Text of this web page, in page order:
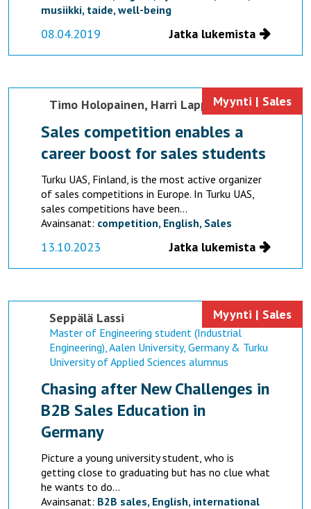
musiikki, taide,well-being
08.04.2019 Jatka lukemista
Myynti | Sales
Timo Holopainen, Harri Lappalainen
Sales competition enables a
career boost for sales students
Turku UAS, Finland, is the most active organizer
of sales competitions in Europe. In Turku UAS,
sales competitions have been...
Avainsanat: competition, English, Sales
13.10.2023 Jatka lukemista
Myynti | Sales
Seppälä Lassi
Master of Engineering student (Industrial
Engineering), Aalen University, Germany & Turku
University of Applied Sciences alumnus
Chasing after New Challenges in
B2B Sales Education in
Germany
Picture a young university student, who is
getting close to graduating but has no clue what
he wants to do...
Avainsanat: B2B sales, English, international